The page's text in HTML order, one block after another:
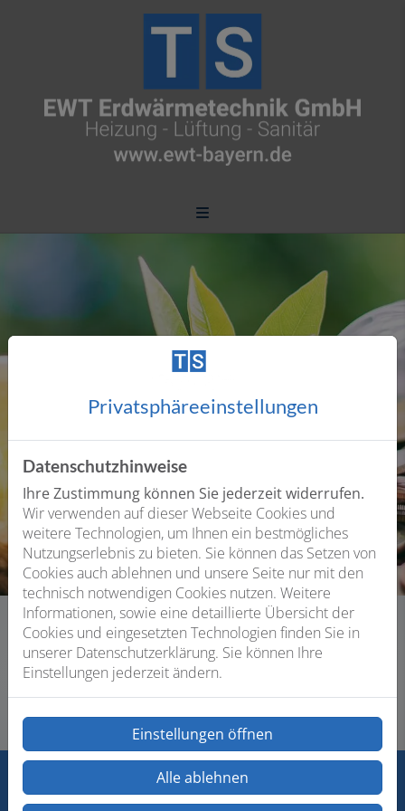
Unsere Leistungen im Bereich Förderung
Footer - Kontaktdaten und Öffnungszeiten
Kontakt
Privatsphäre­einstellungen
Datenschutzhinweise
Ihre Zustimmung können Sie jederzeit widerrufen.
Wir verwenden auf dieser Webseite Cookies und
weitere Technologien, um Ihnen ein bestmögliches
Nutzungserlebnis zu bieten. Sie können das Setzen von
Cookies auch ablehnen und unsere Seite nur mit den
technisch notwendigen Cookies nutzen. Weitere
Informationen, sowie eine detaillierte Übersicht der
Cookies und eingesetzten Technologien finden Sie in
unserer Datenschutzerklärung. Sie können Ihre
Einstellungen jederzeit ändern.
Einstellungen öffnen
Alle ablehnen